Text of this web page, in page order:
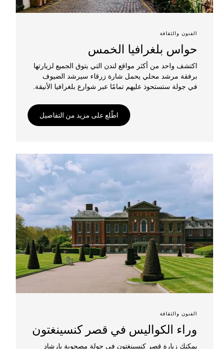
الفنون والثقافة
حواس بلغرافيا الخمس
اكتشف واحد من أكثر مواقع لندن التي يتوق الجميع لزيارتها
برفقة مرشد محلي يحمل شارة زرقاء سيرشد الضيوف
في جولة ستستحوذ عليهم تمامًا عبر شوارع بلغرافيا الأنيقة.
اطّلع على مزيد من التفاصيل
الفنون والثقافة
وراء الكواليس في قصر كنسينغتون
يمكنك زيارة قصر كنسينغتون في جولة مصحوبة بإرشاد